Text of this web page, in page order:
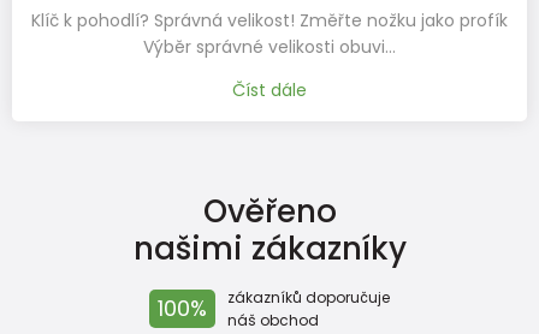
Klíč k pohodlí? Správná velikost! Změřte nožku jako profík
Výběr správné velikosti obuvi…
Číst dále
Ověřeno
našimi zákazníky
100%
zákazníků doporučuje
náš obchod